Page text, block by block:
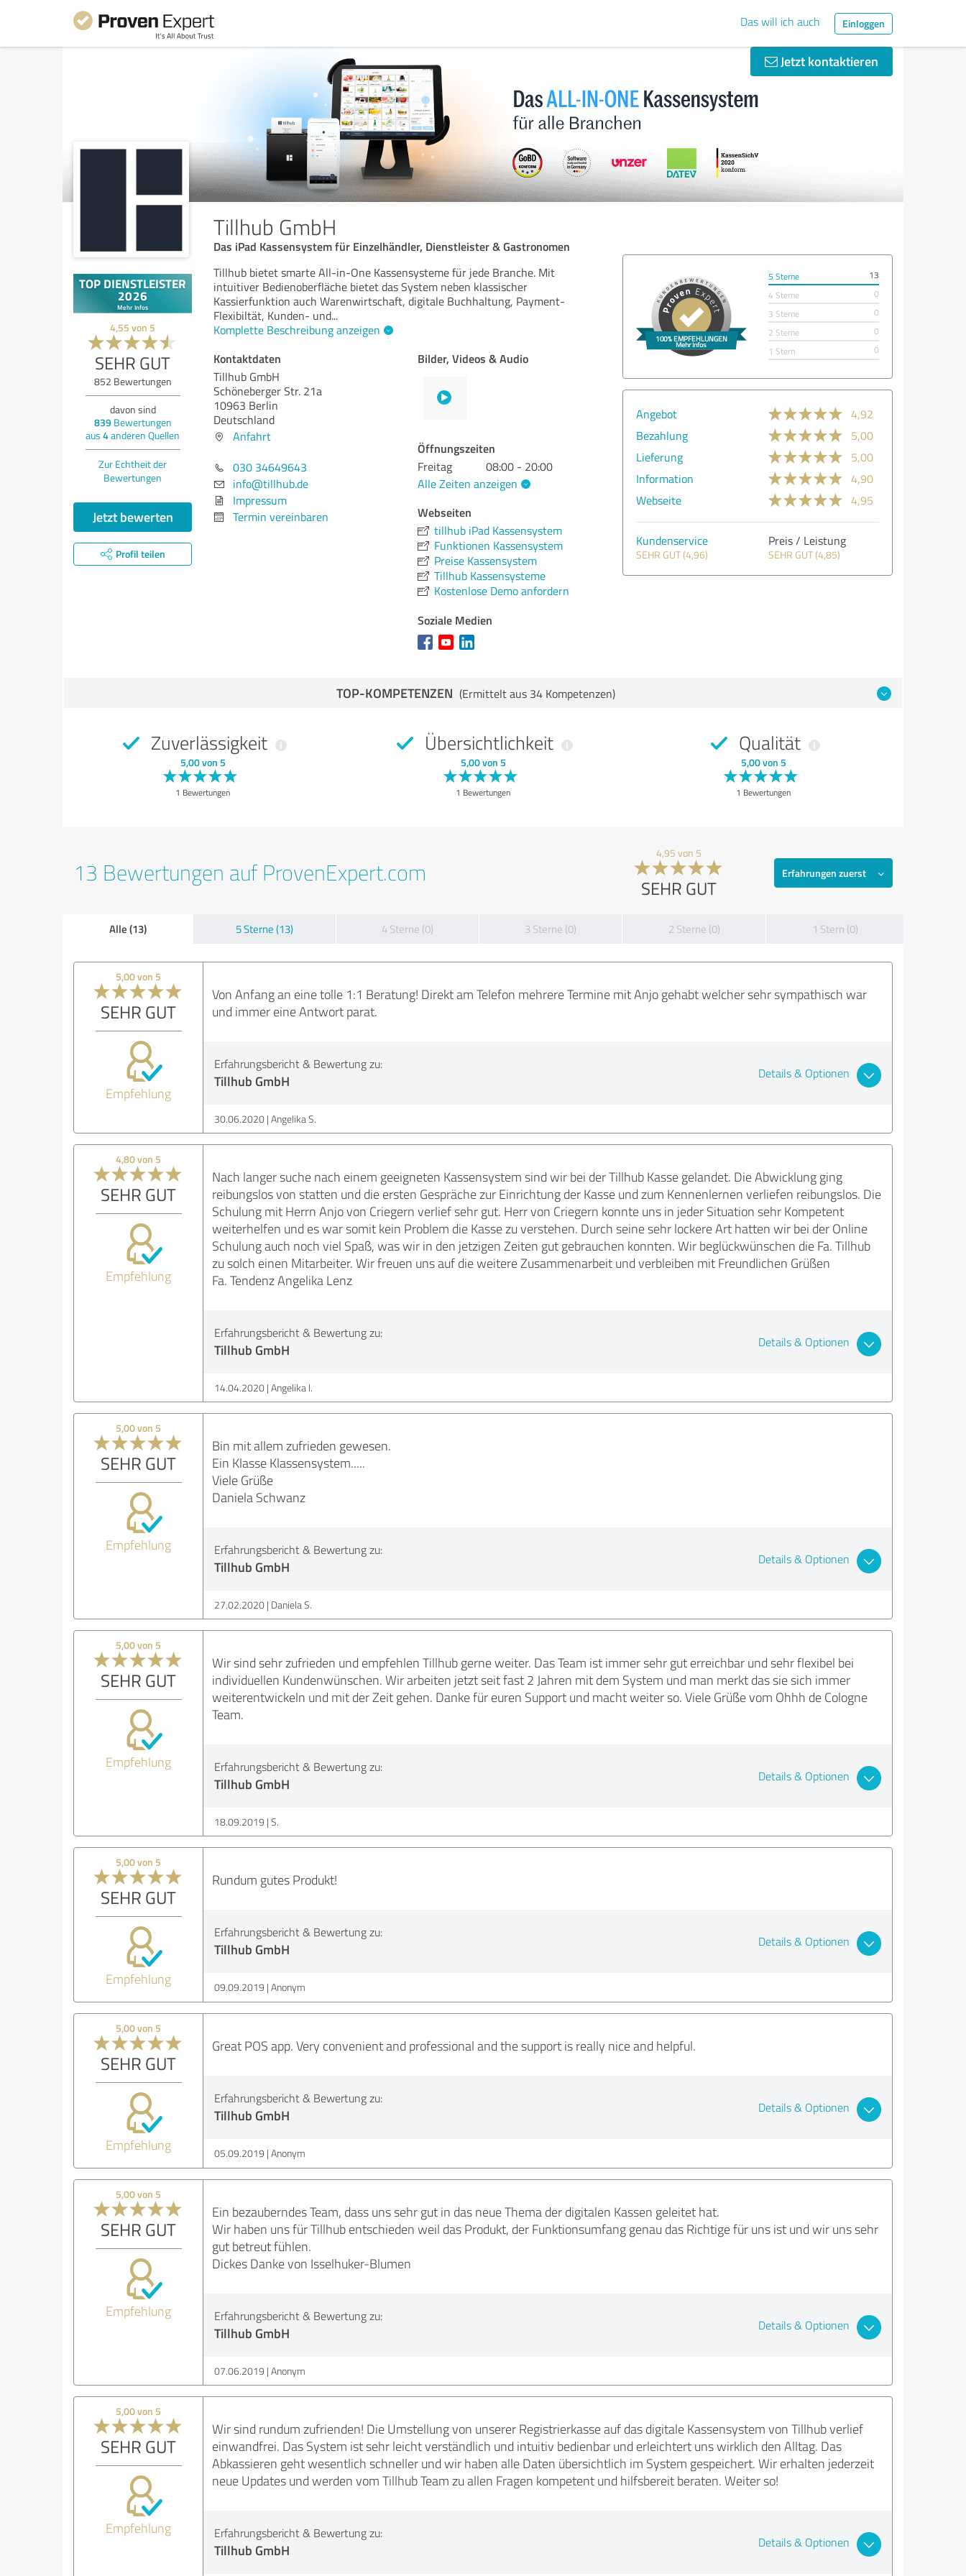
Das will ich auch Einloggen
Jetzt kontaktieren
Tillhub GmbH
Das iPad Kassensystem für Einzelhändler, Dienstleister & Gastronomen
4,55 von 5
SEHR GUT
852 Bewertungen
davon sind
839Bewertungen
aus 4anderen Quellen
Zur Echtheit der
Bewertungen
Jetzt bewerten
Profil teilen
Tillhub bietet smarte All-in-One Kassensysteme für jede Branche. Mit
intuitiver Bedienoberfläche bietet das System neben klassischer
Kassierfunktion auch Warenwirtschaft, digitale Buchhaltung, Payment-
Flexibiltät, Kunden- und...
Komplette Beschreibung anzeigen
Kontaktdaten
Tillhub GmbH
Schöneberger Str. 21a
10963 Berlin
Deutschland
Anfahrt
030 34649643
info@tillhub.de
Impressum
Termin vereinbaren
Bilder, Videos & Audio
Öffnungszeiten
Freitag
08:00 - 20:00
Alle Zeiten anzeigen
Webseiten
tillhub iPad Kassensystem
Funktionen Kassensystem
Preise Kassensystem
Tillhub Kassensysteme
Kostenlose Demo anfordern
Soziale Medien
5 Sterne
13
4 Sterne
0
3 Sterne
0
2 Sterne
0
1 Stern
0
Angebot
4,92
Bezahlung
5,00
Lieferung
5,00
Information
4,90
Webseite
4,95
Kundenservice
SEHR GUT (4,96)
Preis / Leistung
SEHR GUT (4,85)
TOP-KOMPETENZEN (Ermittelt aus 34 Kompetenzen)
Zuverlässigkeit
5,00 von 5
1 Bewertungen
Übersichtlichkeit
5,00 von 5
1 Bewertungen
Qualität
5,00 von 5
1 Bewertungen
13 Bewertungen auf ProvenExpert.com
4,95 von 5
SEHR GUT
Erfahrungen zuerst
Alle (13) 5 Sterne (13) 4 Sterne (0) 3 Sterne (0) 2 Sterne (0) 1 Stern (0)
5,00 von 5
SEHR GUT
Empfehlung
Von Anfang an eine tolle 1:1 Beratung! Direkt am Telefon mehrere Termine mit Anjo gehabt welcher sehr sympathisch war
und immer eine Antwort parat.
Erfahrungsbericht & Bewertung zu:
Tillhub GmbH Details & Optionen
30.06.2020 Angelika S.
4,80 von 5
SEHR GUT
Empfehlung
Nach langer suche nach einem geeigneten Kassensystem sind wir bei der Tillhub Kasse gelandet. Die Abwicklung ging
reibungslos von statten und die ersten Gespräche zur Einrichtung der Kasse und zum Kennenlernen verliefen reibungslos. Die
Schulung mit Herrn Anjo von Criegern verlief sehr gut. Herr von Criegern konnte uns in jeder Situation sehr Kompetent
weiterhelfen und es war somit kein Problem die Kasse zu verstehen. Durch seine sehr lockere Art hatten wir bei der Online
Schulung auch noch viel Spaß, was wir in den jetzigen Zeiten gut gebrauchen konnten. Wir beglückwünschen die Fa. Tillhub
zu solch einen Mitarbeiter. Wir freuen uns auf die weitere Zusammenarbeit und verbleiben mit Freundlichen Grüßen
Fa. Tendenz Angelika Lenz
Erfahrungsbericht & Bewertung zu:
Tillhub GmbH Details & Optionen
14.04.2020 Angelika l.
5,00 von 5
SEHR GUT
Empfehlung
Bin mit allem zufrieden gewesen.
Ein Klasse Klassensystem.....
Viele Grüße
Daniela Schwanz
Erfahrungsbericht & Bewertung zu:
Tillhub GmbH Details & Optionen
27.02.2020 Daniela S.
5,00 von 5
SEHR GUT
Empfehlung
Wir sind sehr zufrieden und empfehlen Tillhub gerne weiter. Das Team ist immer sehr gut erreichbar und sehr flexibel bei
individuellen Kundenwünschen. Wir arbeiten jetzt seit fast 2 Jahren mit dem System und man merkt das sie sich immer
weiterentwickeln und mit der Zeit gehen. Danke für euren Support und macht weiter so. Viele Grüße vom Ohhh de Cologne
Team.
Erfahrungsbericht & Bewertung zu:
Tillhub GmbH Details & Optionen
18.09.2019 S.
5,00 von 5
SEHR GUT
Empfehlung
Rundum gutes Produkt!
Erfahrungsbericht & Bewertung zu:
Tillhub GmbH Details & Optionen
09.09.2019 Anonym
5,00 von 5
SEHR GUT
Empfehlung
Great POS app. Very convenient and professional and the support is really nice and helpful.
Erfahrungsbericht & Bewertung zu:
Tillhub GmbH Details & Optionen
05.09.2019 Anonym
5,00 von 5
SEHR GUT
Empfehlung
Ein bezauberndes Team, dass uns sehr gut in das neue Thema der digitalen Kassen geleitet hat.
Wir haben uns für Tillhub entschieden weil das Produkt, der Funktionsumfang genau das Richtige für uns ist und wir uns sehr
gut betreut fühlen.
Dickes Danke von Isselhuker-Blumen
Erfahrungsbericht & Bewertung zu:
Tillhub GmbH Details & Optionen
07.06.2019 Anonym
5,00 von 5
SEHR GUT
Empfehlung
Wir sind rundum zufrienden! Die Umstellung von unserer Registrierkasse auf das digitale Kassensystem von Tillhub verlief
einwandfrei. Das System ist sehr leicht verständlich und intuitiv bedienbar und erleichtert uns wirklich den Alltag. Das
Abkassieren geht wesentlich schneller und wir haben alle Daten übersichtlich im System gespeichert. Wir erhalten jederzeit
neue Updates und werden vom Tillhub Team zu allen Fragen kompetent und hilfsbereit beraten. Weiter so!
Erfahrungsbericht & Bewertung zu:
Tillhub GmbH Details & Optionen